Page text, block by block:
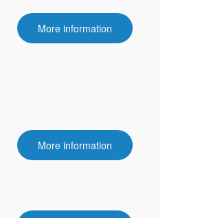
More information
More information